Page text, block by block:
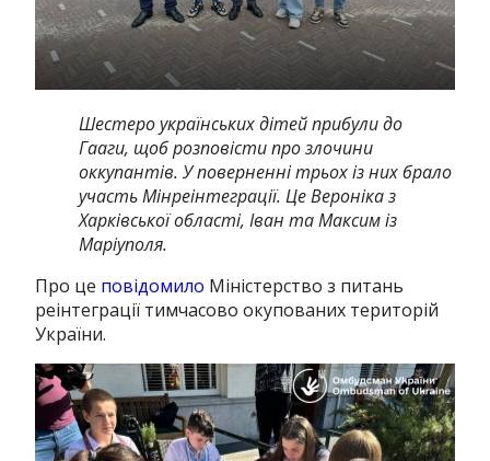
Шестеро українських дітей прибули до
Гааги, щоб розповісти про злочини
оккупантів.У поверненні трьох із них брало
участь Мінреінтеграції.Це Вероніка з
Харківської області, Іван та Максим із
Маріуполя.
Про це повідомило Міністерство з питань
реінтеграції тимчасово окупованих територій
України.